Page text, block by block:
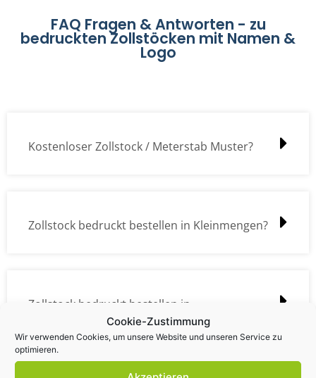
Cookie-Zustimmung
Wir verwenden Cookies, um unsere Website und unseren Service zu
optimieren.
FAQ Fragen & Antworten - zu
bedruckten Zollstöcken mit Namen &
Logo
Kostenloser Zollstock / Meterstab Muster?
Zollstock bedruckt bestellen in Kleinmengen?
Zollstock bedruckt bestellen in